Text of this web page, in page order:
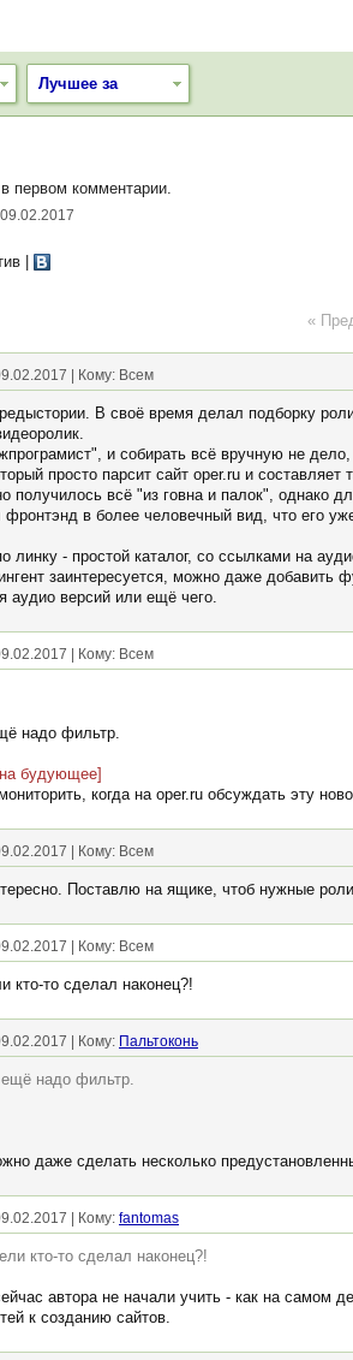
Лучшее за
первом комментарии.
«
| Кому: Всем
В своё время делал подборку
и собирать всё вручную не
просто парсит сайт oper.ru и
получилось всё "из говна и палок", однако
фронтэнд в более человечный вид, что его
линку - простой каталог, со ссылками на
заинтересуется, можно даже добавить
аудио версий или ещё чего.
| Кому: Всем
надо фильтр.
на будующее]
когда на oper.ru обсуждать эту
| Кому: Всем
Поставлю на ящике, чтоб нужные
| Кому: Всем
кто-то сделал наконец?!
| Кому: Пальтоконь
надо фильтр.
даже сделать несколько
| Кому: fantomas
кто-то сделал наконец?!
автора не начали учить - как на самом
к созданию сайтов.